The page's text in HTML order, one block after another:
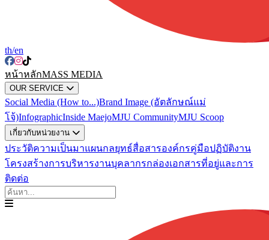
th/en
หน้าหลักMASS MEDIA
OUR SERVICE
Social Media (How to...)Brand Image (อัตลักษณ์แม่
โจ้)InfographicInside MaejoMJU CommunityMJU Scoop
เกี่ยวกับหน่วยงาน
ประวัติความเป็นมาแผนกลยุทธ์สื่อสารองค์กรคู่มือปฏิบัติงาน
โครงสร้างการบริหารงานบุคลากรกล่องเอกสารที่อยู่และการ
ติดต่อ